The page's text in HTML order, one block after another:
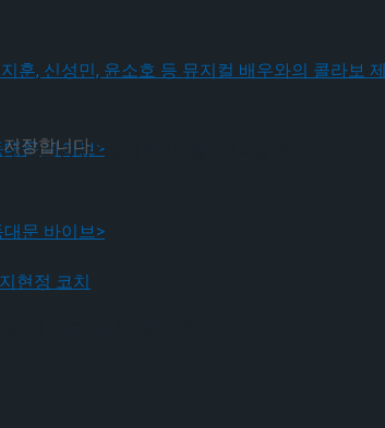
윤소호 등 뮤지컬 배우와의 콜라보 제품 판매
소호 등 뮤지컬 배우와의 콜라보 제품 판매
장합니다.